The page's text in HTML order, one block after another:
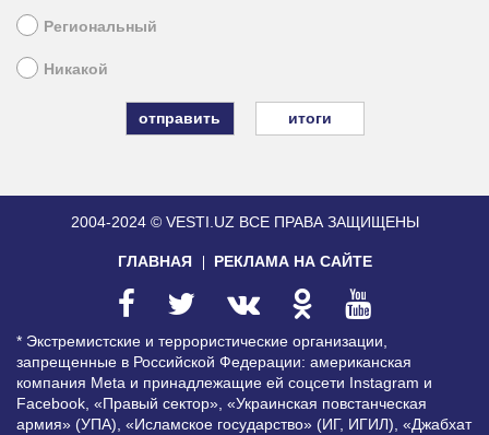
Региональный
Никакой
итоги
2004-2024 © VESTI.UZ ВСЕ ПРАВА ЗАЩИЩЕНЫ
ГЛАВНАЯ РЕКЛАМА НА САЙТЕ
* Экстремистские и террористические организации,
запрещенные в Российской Федерации: американская
компания Meta и принадлежащие ей соцсети Instagram и
Facebook, «Правый сектор», «Украинская повстанческая
армия» (УПА), «Исламское государство» (ИГ, ИГИЛ), «Джабхат